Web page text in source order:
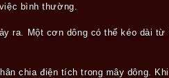
bình thường.
ra. Một cơn dông có thể kéo dài
chia điện tích trong mây dông.